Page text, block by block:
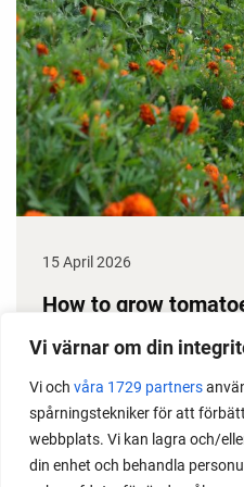
Vi värnar om din
Vi och våra 1729 partners
spårningstekniker för att
webbplats. Vi kan lagra och/
din enhet och behandla
15 April 2026
How to grow
Do you need a
readers. I grow tomatoes
issues. Why not give it a